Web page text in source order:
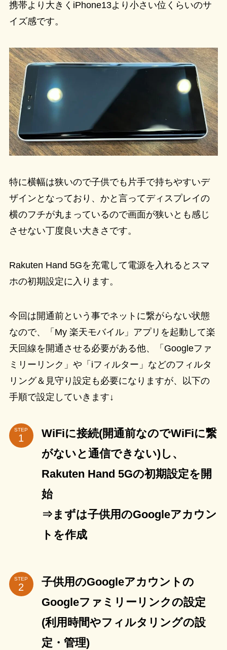
携帯より大きくiPhone13より小さい位くらいのサ
イズ感です。
特に横幅は狭いので子供でも片手で持ちやすいデ
ザインとなっており、かと言ってディスプレイの
横のフチが丸まっているので画面が狭いとも感じ
させない丁度良い大きさです。
Rakuten Hand 5Gを充電して電源を入れるとスマ
ホの初期設定に入ります。
今回は開通前という事でネットに繋がらない状態
なので、「My 楽天モバイル」アプリを起動して楽
天回線を開通させる必要がある他、「Googleファ
ミリーリンク」や「iフィルター」などのフィルタ
リング＆見守り設定も必要になりますが、以下の
手順で設定していきます↓
STEP
WiFiに接続(開通前なのでWiFiに繋
がないと通信できない)し、
Rakuten Hand 5Gの初期設定を開
始
⇒まずは子供用のGoogleアカウン
トを作成
STEP
子供用のGoogleアカウントの
Googleファミリーリンクの設定
(利用時間やフィルタリングの設
定・管理)